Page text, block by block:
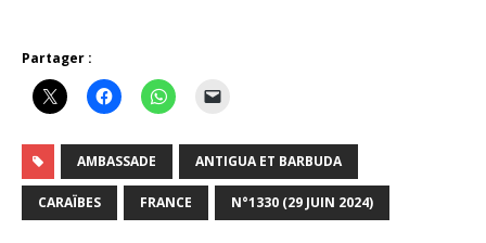
Partager :
AMBASSADE ANTIGUA ET BARBUDA
CARAÏBES FRANCE N°1330 (29 JUIN 2024)